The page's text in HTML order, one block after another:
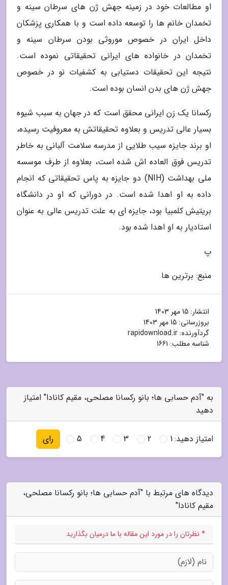
او مطالعات خود در زمینه جهش ژن های سرطان سینه و
تخمدان خانم ها را توسعه داده است و با همکاری پزشکان
داخل ایران در خصوص موروثی بودن سرطان سینه و
تخمدان در خانواده های ایرانی تحقیقاتی نموده است.
نتیجه این تحقیقات دستیابی به کشفیات نو در خصوص
جهش ژن های بدن انسان بوده است.
رکسانا یک زن ایرانی محقق است که در جهان به سبب شیوه
بسیار عالی تدریس و بعلاوه تحقیقاتش به معروفیت رسیده،
او برند جایزه سیب طلایی از مدرسه سلامت آلبانی به خاطر
تدریس فوق العاده اش شده است، بعلاوه از طرف موسسه
ملی بهداشت (NIH) دو جایزه به پاس تحقیقاتی که انجام
داده به او اهدا شده است. در دورانی که او در دانشگاه
بریتیش کلمبیا بود، جایزه ای به علت تدریس عالی به عنوان
استادیار به او اهدا شده بود.
پ
منبع: برترین ها
انتشار: 15 مهر 1403
بروزرسانی: 15 مهر 1403
گردآورنده: rapidownload.ir
شناسه مطلب: 1661
به "آدم حسابی ها؛ بانو رکسانا مصلحى، مقیم کانادا" امتیاز
دهید
امتیاز دهید:1
2
3
4
5 رای
دیدگاه های مرتبط با "آدم حسابی ها؛ بانو رکسانا مصلحى،
مقیم کانادا"
* نظرتان را در مورد این مقاله با ما درمیان بگذارید